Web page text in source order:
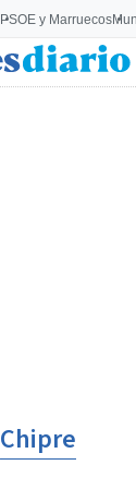
PSOE y Marruecos
Chipre